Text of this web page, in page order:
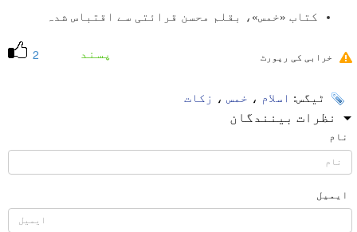
کتاب «خمس»، بقلم محسن قرائتی سے اقتباس شدہ
2 پسند خرابی کی رپورٹ
ٹیگس: اسلام ، خمس ، زکات
نظرات بینندگان
نام
ایمیل